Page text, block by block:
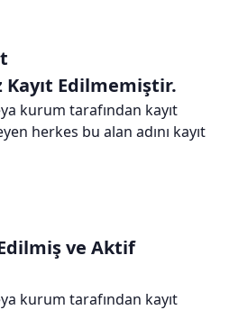
Kayıt Edilmemiştir.
kurum tarafından kayıt
herkes bu alan adını kayıt
ve Aktif
kurum tarafından kayıt